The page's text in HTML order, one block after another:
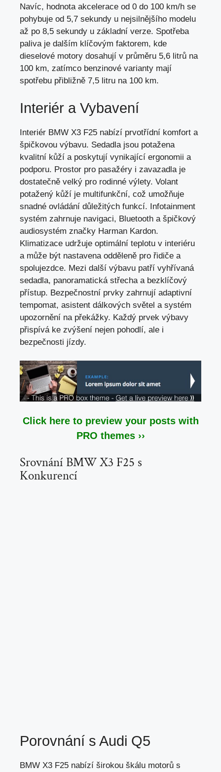
Navíc, hodnota akcelerace od 0 do 100 km/h se
pohybuje od 5,7 sekundy u nejsilnějšího modelu
až po 8,5 sekundy u základní verze. Spotřeba
paliva je dalším klíčovým faktorem, kde
dieselové motory dosahují v průměru 5,6 litrů na
100 km, zatímco benzinové varianty mají
spotřebu přibližně 7,5 litru na 100 km.
Interiér a Vybavení
Interiér BMW X3 F25 nabízí prvotřídní komfort a
špičkovou výbavu. Sedadla jsou potažena
kvalitní kůží a poskytují vynikající ergonomii a
podporu. Prostor pro pasažéry i zavazadla je
dostatečně velký pro rodinné výlety. Volant
potažený kůží je multifunkční, což umožňuje
snadné ovládání důležitých funkcí. Infotainment
systém zahrnuje navigaci, Bluetooth a špičkový
audiosystém značky Harman Kardon.
Klimatizace udržuje optimální teplotu v interiéru
a může být nastavena odděleně pro řidiče a
spolujezdce. Mezi další výbavu patří vyhřívaná
sedadla, panoramatická střecha a bezklíčový
přístup. Bezpečnostní prvky zahrnují adaptivní
tempomat, asistent dálkových světel a systém
upozornění na překážky. Každý prvek výbavy
přispívá ke zvýšení nejen pohodlí, ale i
bezpečnosti jízdy.
Click here to preview your posts with
PRO themes ››
Srovnání BMW X3 F25 s
Konkurencí
Porovnání s Audi Q5
BMW X3 F25 nabízí širokou škálu motorů s